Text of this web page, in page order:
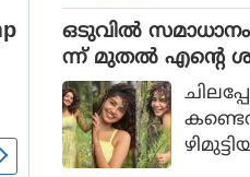
ഖ്വി
ഞ്ഞു.
ഒടുവില്‍
ന്ന് മുതല്‍ എന്റെ
അനുപമ
പ്പ്
മീഡിയ